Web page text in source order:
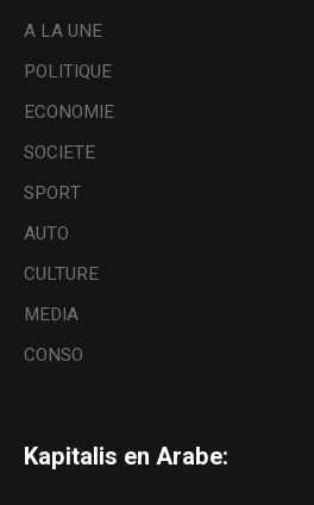
A LA UNE
POLITIQUE
ECONOMIE
SOCIETE
SPORT
AUTO
CULTURE
MEDIA
CONSO
Kapitalis en Arabe: